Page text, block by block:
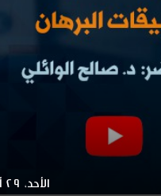
الأحد، ٢٩ أغسطس ٢٠٢١